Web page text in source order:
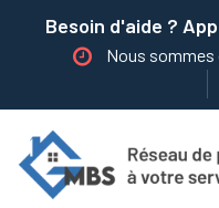
Besoin d'aide ?
Nous